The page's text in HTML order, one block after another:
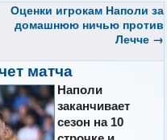
Оценки игрокам Наполи за
домашнюю ничью против
Лечче →
матча
Наполи
заканчивает
сезон на 10